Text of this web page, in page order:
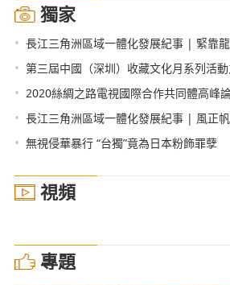
獨家
• 長江三角洲區域一體化發展紀事 | 緊靠
• 第三屆中國（深圳）收藏文化月系列活動之
• 2020絲綢之路電視國際合作共同體高峰
• 長江三角洲區域一體化發展紀事 | 風正
• 無視侵華暴行 “台獨”竟為日本粉飾罪孽
視頻
專題